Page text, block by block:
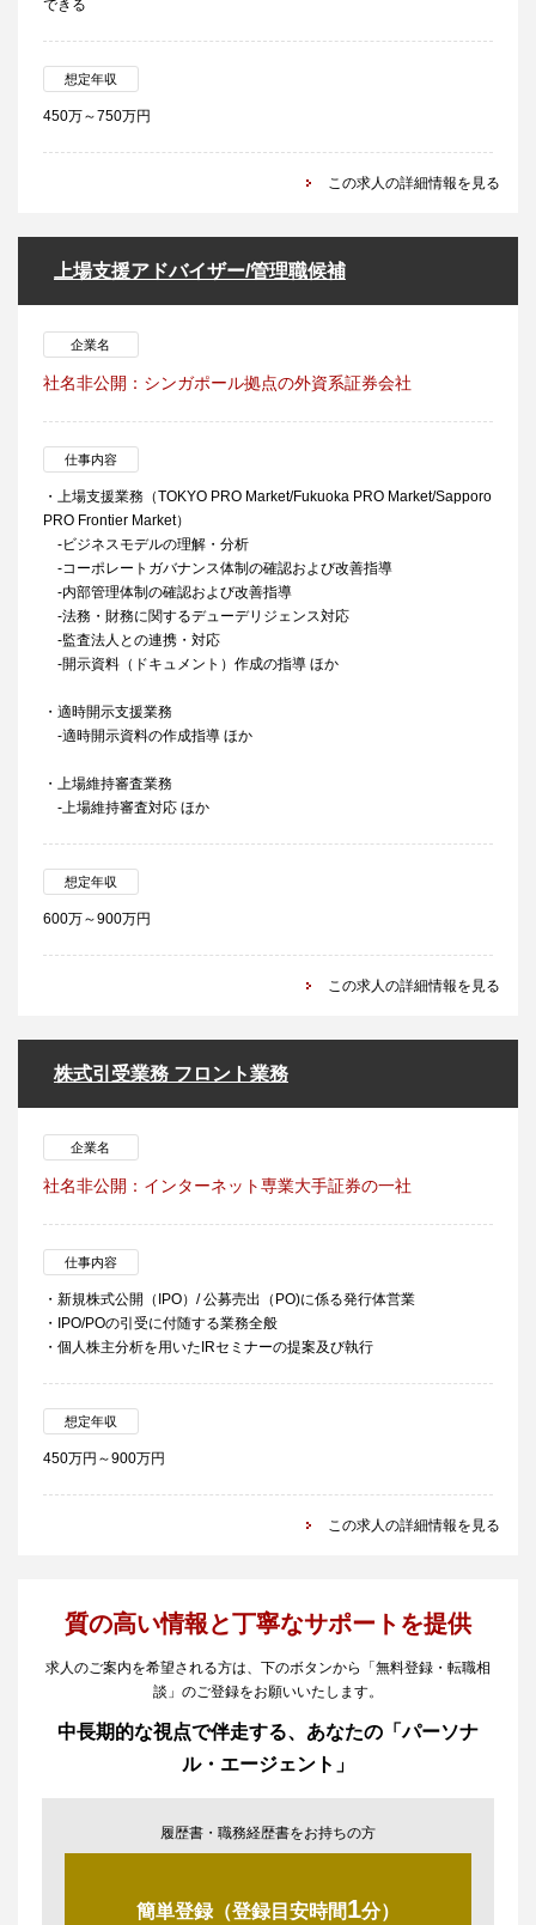
できる
想定年収
450万～750万円
この求人の詳細情報を見る
上場支援アドバイザー/管理職候補
企業名
社名非公開：シンガポール拠点の外資系証券会社
仕事内容
・上場支援業務（TOKYO PRO Market/Fukuoka PRO Market/Sapporo
PRO Frontier Market）
-ビジネスモデルの理解・分析
-コーポレートガバナンス体制の確認および改善指導
-内部管理体制の確認および改善指導
-法務・財務に関するデューデリジェンス対応
-監査法人との連携・対応
-開示資料（ドキュメント）作成の指導 ほか
・適時開示支援業務
-適時開示資料の作成指導 ほか
・上場維持審査業務
-上場維持審査対応 ほか
想定年収
600万～900万円
この求人の詳細情報を見る
株式引受業務 フロント業務
企業名
社名非公開：インターネット専業大手証券の一社
仕事内容
・新規株式公開（IPO）/ 公募売出（PO)に係る発行体営業
・IPO/POの引受に付随する業務全般
・個人株主分析を用いたIRセミナーの提案及び執行
想定年収
450万円～900万円
この求人の詳細情報を見る
質の高い情報と丁寧なサポートを提供
求人のご案内を希望される方は、下のボタンから「無料登録・転職相
談」のご登録をお願いいたします。
中長期的な視点で伴走する、あなたの「パーソナ
ル・エージェント」
履歴書・職務経歴書をお持ちの方
簡単登録（登録目安時間1分）